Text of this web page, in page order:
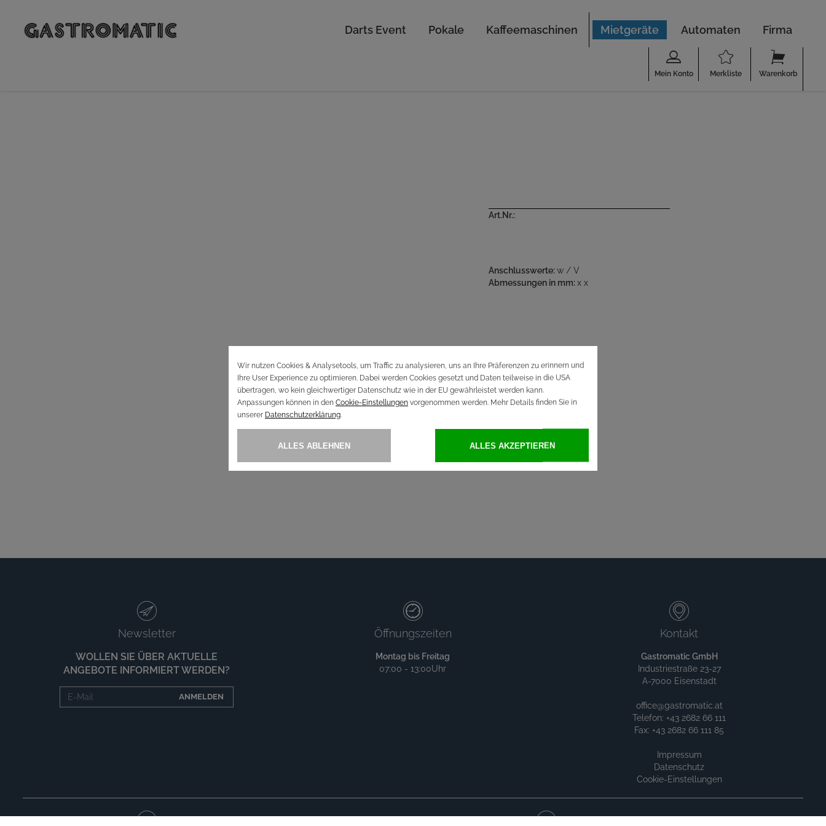
Darts Event Pokale Kaffeemaschinen Mietgeräte Automaten Firma
Mein Konto Merkliste Warenkorb
Art.Nr.:
Anschlusswerte:w / V
Abmessungen in mm:x x
Newsletter
WOLLEN SIE ÜBER AKTUELLE
ANGEBOTE INFORMIERT WERDEN?
ANMELDEN
Öffnungszeiten
Montag bis Freitag
07:00 - 13:00Uhr
Kontakt
Gastromatic GmbH
Industriestraße 23-27
A-7000 Eisenstadt
office@gastromatic.at
Telefon: +43 2682 66 111
Fax: +43 2682 66 111 85
Impressum
Datenschutz
Cookie-Einstellungen